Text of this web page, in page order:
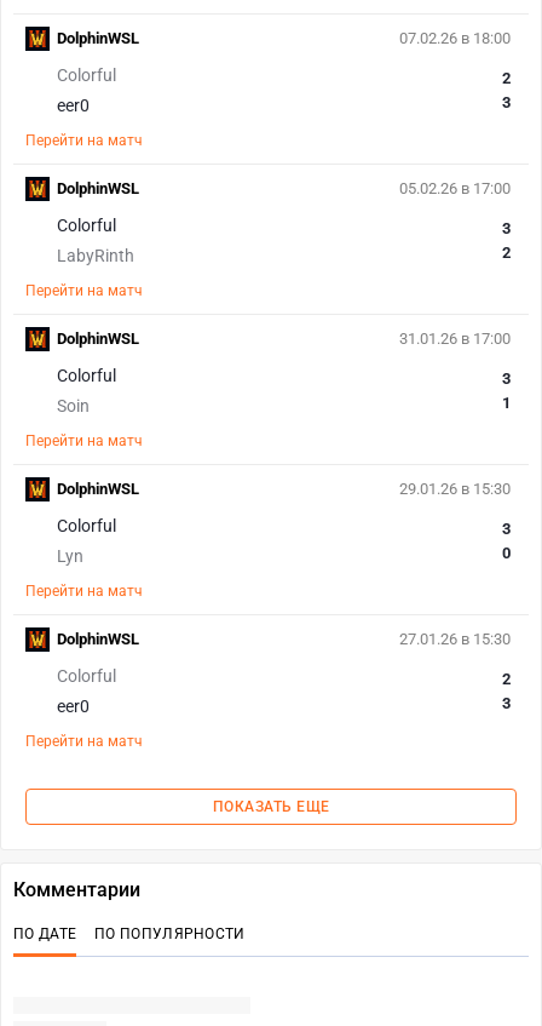
07.02.26 в 18:00
Colorful
eer0
2
3
Перейти на матч
DolphinWSL
05.02.26 в 17:00
Colorful
LabyRinth
3
2
Перейти на матч
DolphinWSL
31.01.26 в 17:00
Colorful
Soin
3
1
Перейти на матч
DolphinWSL
29.01.26 в 15:30
Colorful
Lyn
3
0
Перейти на матч
DolphinWSL
27.01.26 в 15:30
Colorful
eer0
2
3
Перейти на матч
DolphinWSL
ПОКАЗАТЬ ЕЩЕ
Комментарии
ПО ДАТЕ ПО ПОПУЛЯРНОСТИ